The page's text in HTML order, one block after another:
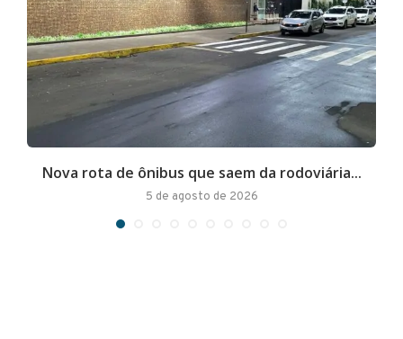
Nova rota de ônibus que saem da rodoviária...
5 de agosto de 2026